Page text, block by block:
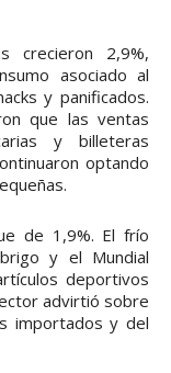
crecieron 2,9%,
asociado al
y panificados.
que las ventas
y billeteras
optando
de 1,9%. El frío
y el Mundial
deportivos
advirtió sobre
importados y del